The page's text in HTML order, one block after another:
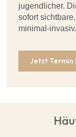
jugendlicher.
sofort
minimal-invasiv.
Jetzt Termin